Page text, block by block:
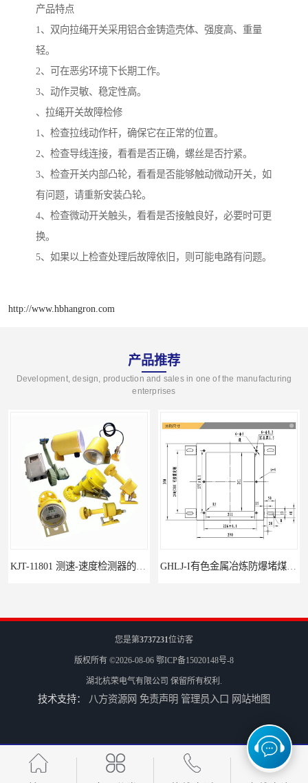
产品特点
1、双向拉绳开关采用铝合金铸造壳体、强度高、重量
轻。
2、可在恶劣环境下长期工作。
3、动作灵敏、稳定性高。
、拉绳开关故障检修
1、检查拉线动作杆，确保它在正常的位置。
2、检查导线连接，看看是否正确，螺丝是否拧紧。
3、检查开关内部凸轮，看看是否能够触动微动开关，如
有问题，请重新安装凸轮。
4、检查微动开关触头，看看是否接触良好，必要时可更
换。
5、如果以上检查处理后故障依旧，则可能电路有问题。
http://www.hbhangron.com
产品推荐
Development, design, production and sales in one of the manufacturing
enterprises
GCDH-W 皮带打滑开关在港口码头的应用
您是第3737231位访客
版权所有 ©2026-08-06 鄂ICP备15020148号-8
湖北杭荣电气有限公司 保留所有权利.
技术支持： 八方资源网 免责声明 管理员入口 网站地图